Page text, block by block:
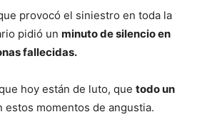
provocó el siniestro en toda la
pidió un minuto de silencio en
fallecidas.
hoy están de luto, que todo un
estos momentos de angustia.